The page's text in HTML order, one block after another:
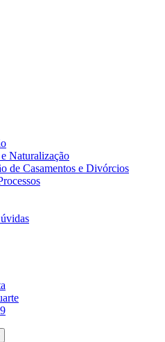
Naturalização
de Casamentos e Divórcios